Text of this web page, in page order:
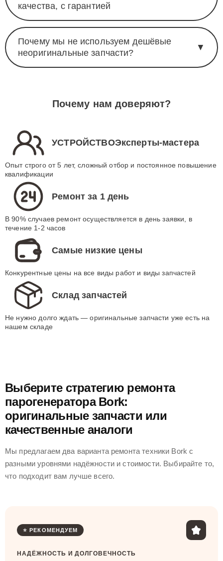
качества, с гарантией
Почему мы не используем дешёвые
неоригинальные запчасти?
▼
Почему нам доверяют?
УСТРОЙСТВОЭксперты-мастера
Опыт строго от 5 лет, сложный отбор и постоянное повышение
квалификации
Ремонт за 1 день
В 90% случаев ремонт осуществляется в день заявки, в
течение 1-2 часов
Самые низкие цены
Конкурентные цены на все виды работ и виды запчастей
Склад запчастей
Не нужно долго ждать — оригинальные запчасти уже есть на
нашем складе
Выберите стратегию ремонта
парогенератора Bork:
оригинальные запчасти или
качественные аналоги
Мы предлагаем два варианта ремонта техники Bork с
разными уровнями надёжности и стоимости. Выбирайте то,
что подходит вам лучше всего.
⭐ РЕКОМЕНДУЕМ
НАДЁЖНОСТЬ И ДОЛГОВЕЧНОСТЬ